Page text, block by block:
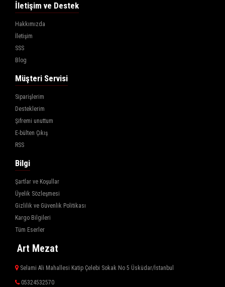
İletişim ve Destek
Hakkımızda
İletişim
SSS
Blog
Müşteri Servisi
Siparişlerim
Desteklerim
Şifremi unuttum
E-bülten Çıkış
RSS
Bilgi
Şartlar ve Koşullar
Üyelik Sözleşmesi
Gizlilik ve Güvenlik Politikası
Kargo Bilgileri
Tüm Eserler
Art Mezat
Selami Ali Mahallesi Katip Çelebi Sokak No 5 Üsküdar/İstanbul
05324532570